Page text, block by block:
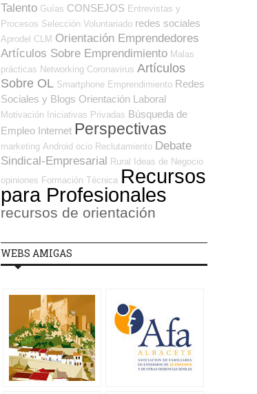
Talento Guías CONSEJOS Entrevistas y
Procesos Selección Voluntariado redes sociales
Aprodel CLM Orientación Emprendedores
Artículos Sobre Emprendimiento Malas
prácticas Networking Coronavirus Artículos
Sobre OL Smartphone Emprendimiento Redes
Sociales y Blogs Orientación Laboral
Motivación Iniciativas Privadas Búsqueda de
Empleo Internet Perspectivas
marketing Android ocio Reclutamiento Debate
Sindical-Empresarial Rural
Ideas de Negocio
opiniones Formación Técnica Recursos
para Profesionales
recursos de orientación
WEBS AMIGAS